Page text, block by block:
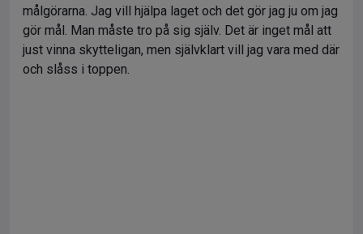
målgörarna. Jag vill hjälpa laget och det gör jag ju om jag
gör mål. Man måste tro på sig själv. Det är inget mål att
just vinna skytteligan, men självklart vill jag vara med där
och slåss i toppen.